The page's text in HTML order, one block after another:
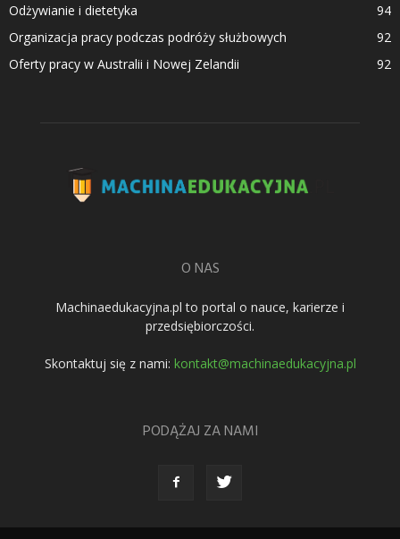
Odżywianie i dietetyka
94
Organizacja pracy podczas podróży służbowych
92
Oferty pracy w Australii i Nowej Zelandii
92
O NAS
Machinaedukacyjna.pl to portal o nauce, karierze i
przedsiębiorczości.
Skontaktuj się z nami: kontakt@machinaedukacyjna.pl
PODĄŻAJ ZA NAMI